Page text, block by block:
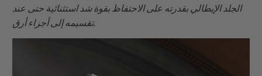
الجلد الإيطالي بقدرته على الاحتفاظ بقوة شد استثنائية حتى عند
تقسيمه إلى أجزاء أرق.